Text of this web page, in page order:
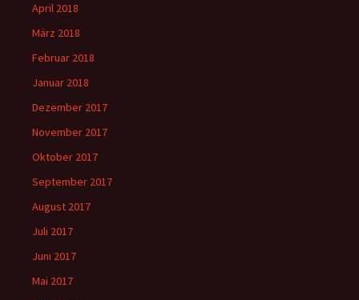
April 2018
März 2018
Februar 2018
Januar 2018
Dezember 2017
November 2017
Oktober 2017
September 2017
August 2017
Juli 2017
Juni 2017
Mai 2017